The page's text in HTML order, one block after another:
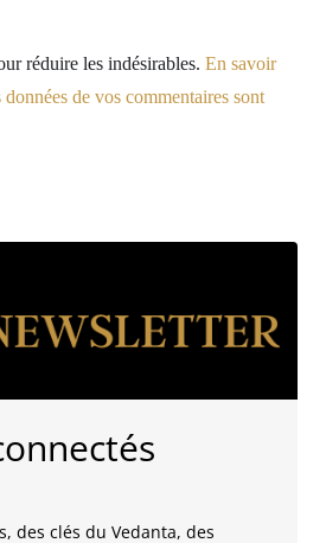
réduire les indésirables. En savoir
de vos commentaires sont
des clés du Vedanta, des